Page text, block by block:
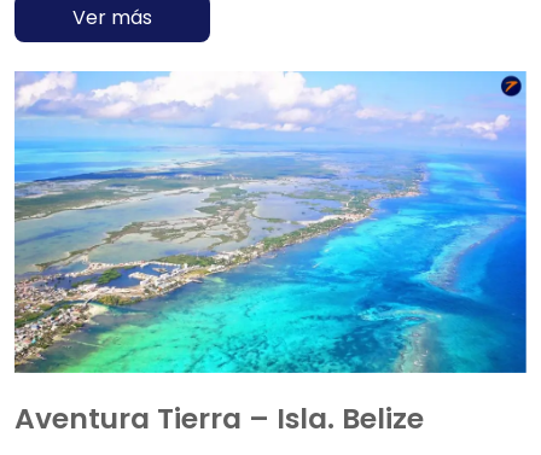
Ver más
Aventura Tierra – Isla. Belize